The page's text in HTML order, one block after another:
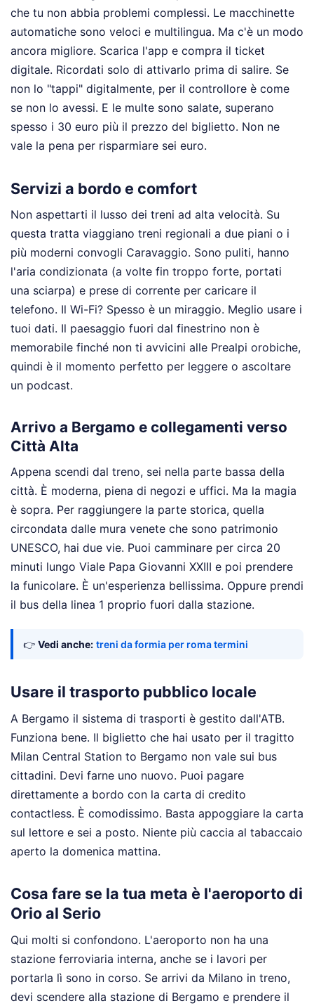
che tu non abbia problemi complessi. Le macchinette
automatiche sono veloci e multilingua. Ma c'è un modo
ancora migliore. Scarica l'app e compra il ticket
digitale. Ricordati solo di attivarlo prima di salire. Se
non lo "tappi" digitalmente, per il controllore è come
se non lo avessi. E le multe sono salate, superano
spesso i 30 euro più il prezzo del biglietto. Non ne
vale la pena per risparmiare sei euro.
Servizi a bordo e comfort
Non aspettarti il lusso dei treni ad alta velocità. Su
questa tratta viaggiano treni regionali a due piani o i
più moderni convogli Caravaggio. Sono puliti, hanno
l'aria condizionata (a volte fin troppo forte, portati
una sciarpa) e prese di corrente per caricare il
telefono. Il Wi-Fi? Spesso è un miraggio. Meglio usare i
tuoi dati. Il paesaggio fuori dal finestrino non è
memorabile finché non ti avvicini alle Prealpi orobiche,
quindi è il momento perfetto per leggere o ascoltare
un podcast.
Arrivo a Bergamo e collegamenti verso
Città Alta
Appena scendi dal treno, sei nella parte bassa della
città. È moderna, piena di negozi e uffici. Ma la magia
è sopra. Per raggiungere la parte storica, quella
circondata dalle mura venete che sono patrimonio
UNESCO, hai due vie. Puoi camminare per circa 20
minuti lungo Viale Papa Giovanni XXIII e poi prendere
la funicolare. È un'esperienza bellissima. Oppure prendi
il bus della linea 1 proprio fuori dalla stazione.
👉 Vedi anche: treni da formia per roma termini
Usare il trasporto pubblico locale
A Bergamo il sistema di trasporti è gestito dall'ATB.
Funziona bene. Il biglietto che hai usato per il tragitto
Milan Central Station to Bergamo non vale sui bus
cittadini. Devi farne uno nuovo. Puoi pagare
direttamente a bordo con la carta di credito
contactless. È comodissimo. Basta appoggiare la carta
sul lettore e sei a posto. Niente più caccia al tabaccaio
aperto la domenica mattina.
Cosa fare se la tua meta è l'aeroporto di
Orio al Serio
Qui molti si confondono. L'aeroporto non ha una
stazione ferroviaria interna, anche se i lavori per
portarla lì sono in corso. Se arrivi da Milano in treno,
devi scendere alla stazione di Bergamo e prendere il